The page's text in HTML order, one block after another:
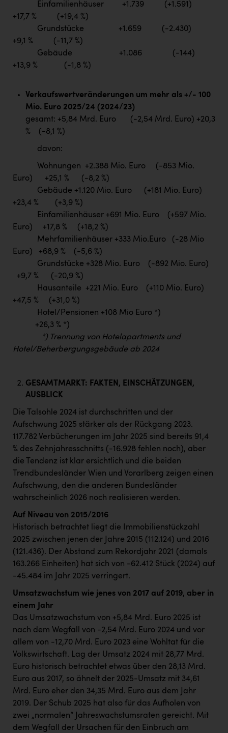
Einfamilienhäuser +1.739 (+1.591)
+17,7 % (+19,4 %)
Grundstücke +1.659 (-2.430)
+9,1 % (-11,7 %)
Gebäude +1.086 (-144)
+13,9 % (-1,8 %)
Verkaufswertveränderungen um mehr als +/- 100
Mio. Euro 2025/24 (2024/23)
gesamt: +5,84 Mrd. Euro (-2,54 Mrd. Euro) +20,3
% (-8,1 %)
davon:
Wohnungen +2.388 Mio. Euro (-853 Mio.
Euro) +25,1 % (-8,2 %)
Gebäude +1.120 Mio. Euro (+181 Mio. Euro)
+23,4 % (+3,9 %)
Einfamilienhäuser +691 Mio. Euro (+597 Mio.
Euro) +17,8 % (+18,2 %)
Mehrfamilienhäuser +333 Mio.Euro (-28 Mio
Euro) +68,9 % (-5,6 %)
Grundstücke +328 Mio. Euro (-892 Mio. Euro)
+9,7 % (-20,9 %)
Hausanteile +221 Mio. Euro (+110 Mio. Euro)
+47,5 % (+31,0 %)
Hotel/Pensionen +108 Mio Euro *)
+26,3 % *)
*) Trennung von Hotelapartments und
Hotel/Beherbergungsgebäude ab 2024
GESAMTMARKT: FAKTEN, EINSCHÄTZUNGEN,
AUSBLICK
Die Talsohle 2024 ist durchschritten und der
Aufschwung 2025 stärker als der Rückgang 2023.
117.782 Verbücherungen im Jahr 2025 sind bereits 91,4
% des Zehnjahresschnitts (-16.928 fehlen noch), aber
die Tendenz ist klar ersichtlich und die beiden
Trendbundesländer Wien und Vorarlberg zeigen einen
Aufschwung, den die anderen Bundesländer
wahrscheinlich 2026 noch realisieren werden.
Auf Niveau von 2015/2016
Historisch betrachtet liegt die Immobilienstückzahl
2025 zwischen jenen der Jahre 2015 (112.124) und 2016
(121.436). Der Abstand zum Rekordjahr 2021 (damals
163.266 Einheiten) hat sich von -62.412 Stück (2024) auf
-45.484 im Jahr 2025 verringert.
Umsatzwachstum wie jenes von 2017 auf 2019, aber in
einem Jahr
Das Umsatzwachstum von +5,84 Mrd. Euro 2025 ist
nach dem Wegfall von -2,54 Mrd. Euro 2024 und vor
allem von -12,70 Mrd. Euro 2023 eine Wohltat für die
Volkswirtschaft. Lag der Umsatz 2024 mit 28,77 Mrd.
Euro historisch betrachtet etwas über den 28,13 Mrd.
Euro aus 2017, so ähnelt der 2025-Umsatz mit 34,61
Mrd. Euro eher den 34,35 Mrd. Euro aus dem Jahr
2019. Der Schub 2025 hat also für das Aufholen von
zwei „normalen“ Jahreswachstumsraten gereicht. Mit
dem Wegfall der Ursachen für den Einbruch am